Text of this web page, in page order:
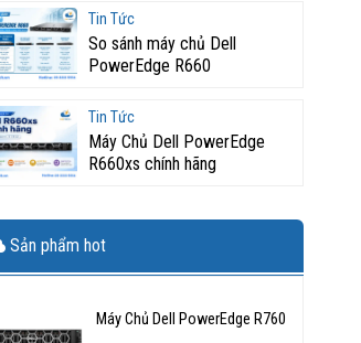
Tin Tức
So sánh máy chủ Dell
PowerEdge R660
Tin Tức
Máy Chủ Dell PowerEdge
R660xs chính hãng
Sản phẩm hot
Máy Chủ Dell PowerEdge R760